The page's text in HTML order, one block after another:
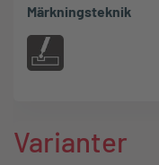
Märkningsteknik
Varianter